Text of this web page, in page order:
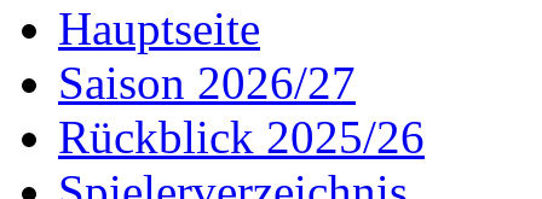
Hauptseite
Saison 2026/27
Rückblick 2025/26